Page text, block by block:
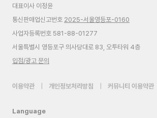
대표이사 이정윤
통신판매업신고번호 2025-서울영등포-0160
사업자등록번호 581-88-01277
서울특별시 영등포구 의사당대로 83, 오투타워 4층
입점/광고 문의
이용약관 개인정보처리방침 커뮤니티 이용약관
Language